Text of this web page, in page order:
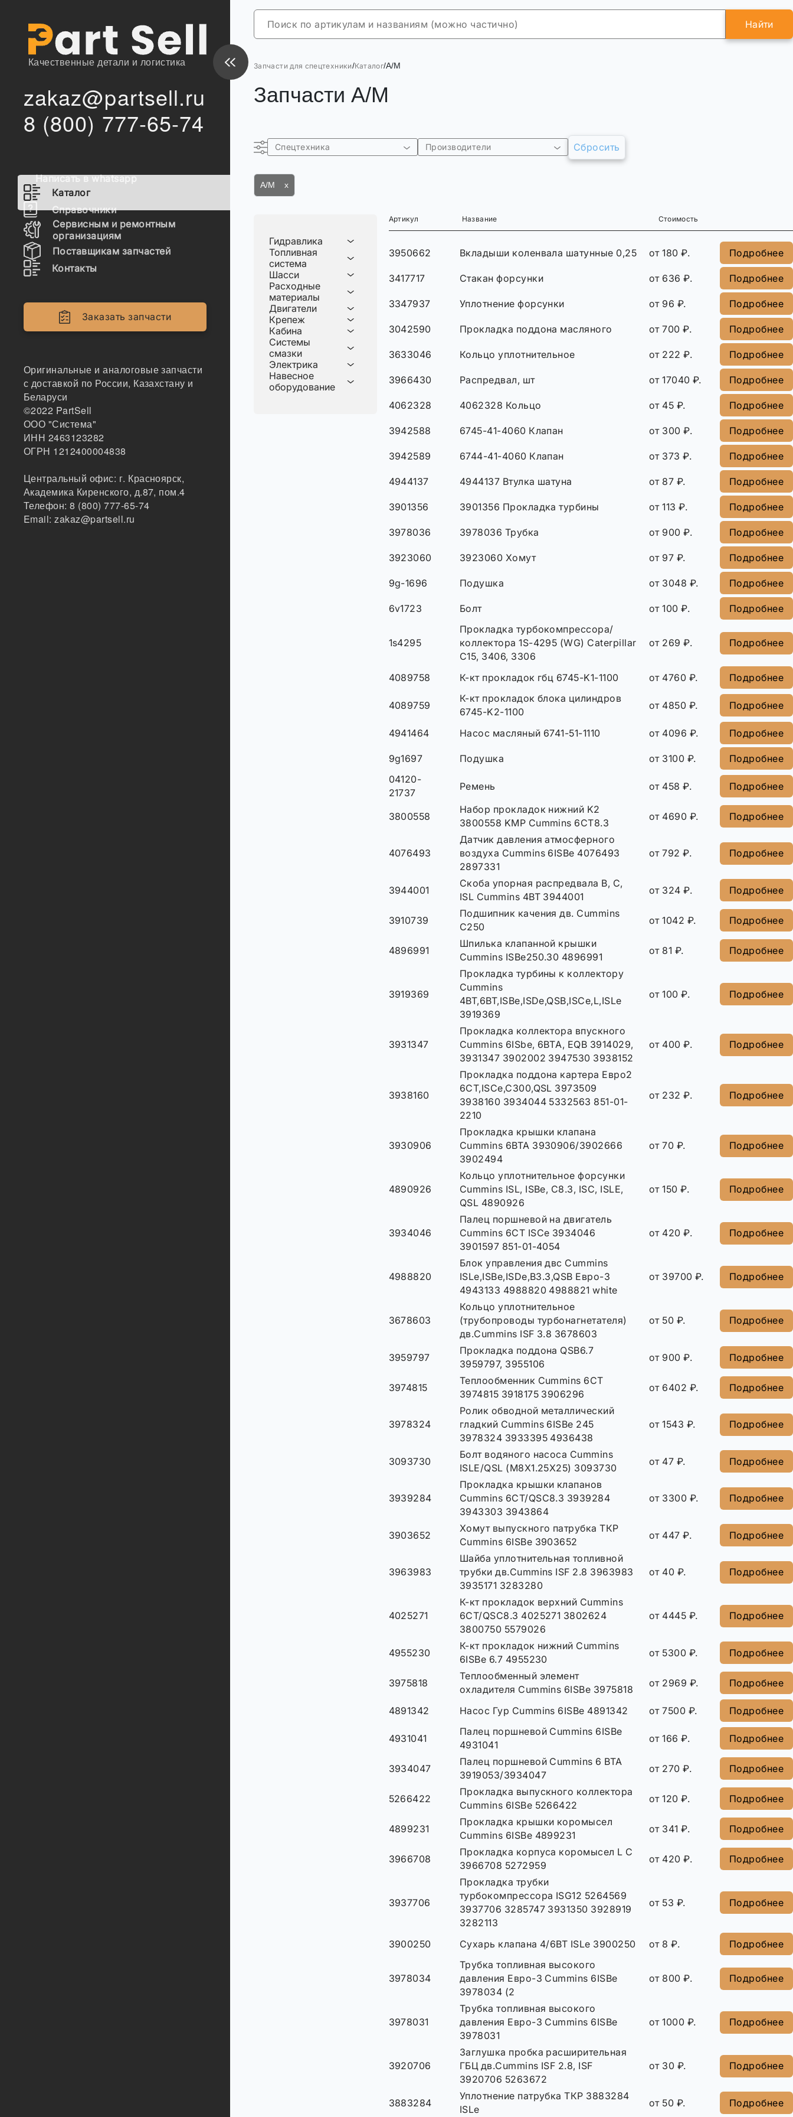
Качественные детали и логистика
zakaz@partsell.ru
8 (800) 777-65-74
Написать в whatsapp
Каталог
Справочники
Сервисным и ремонтным
организациям
Поставщикам запчастей
Контакты
Заказать запчасти
Оригинальные и аналоговые запчасти
с доставкой по России, Казахстану и
Беларуси
©2022 PartSell
ООО "Система"
ИНН 2463123282
ОГРН 1212400004838
Центральный офис: г. Красноярск,
Академика Киренского, д.87, пом.4
Телефон:8 (800) 777-65-74
Email:zakaz@partsell.ru
Найти
Запчасти для спецтехники/Каталог/A/M
Запчасти A/M
Гидравлика
Топливная
система
Шасси
Расходные
материалы
Двигатели
Крепеж
Кабина
Системы
смазки
Электрика
Навесное
оборудование
Спецтехника Производители Сбросить
A/M x
Артикул Название Стоимость
3950662 Вкладыши коленвала шатунные 0,25 от 180 ₽. Подробнее
3417717 Стакан форсунки от 636 ₽. Подробнее
3347937 Уплотнение форсунки от 96 ₽. Подробнее
3042590 Прокладка поддона масляного от 700 ₽. Подробнее
3633046 Кольцо уплотнительное от 222 ₽. Подробнее
3966430 Распредвал, шт от 17040 ₽. Подробнее
4062328 4062328 Кольцо от 45 ₽. Подробнее
3942588 6745-41-4060 Клапан от 300 ₽. Подробнее
3942589 6744-41-4060 Клапан от 373 ₽. Подробнее
4944137 4944137 Втулка шатуна от 87 ₽. Подробнее
3901356 3901356 Прокладка турбины от 113 ₽. Подробнее
3978036 3978036 Трубка от 900 ₽. Подробнее
3923060 3923060 Хомут от 97 ₽. Подробнее
9g-1696 Подушка от 3048 ₽. Подробнее
6v1723 Болт от 100 ₽. Подробнее
1s4295
Прокладка турбокомпрессора/
коллектора 1S-4295 (WG) Caterpillar
C15, 3406, 3306
от 269 ₽. Подробнее
4089758 К-кт прокладок гбц 6745-K1-1100 от 4760 ₽. Подробнее
4089759
К-кт прокладок блока цилиндров
6745-K2-1100
от 4850 ₽. Подробнее
4941464 Насос масляный 6741-51-1110 от 4096 ₽. Подробнее
9g1697 Подушка от 3100 ₽.
Подробнее
04120-
21737
Ремень от 458 ₽. Подробнее
3800558
Набор прокладок нижний K2
3800558 KMP Cummins 6CT8.3
от 4690 ₽. Подробнее
4076493
Датчик давления атмосферного
воздуха Cummins 6ISBe 4076493
2897331
от 792 ₽. Подробнее
3944001
Скоба упорная распредвала B, C,
ISL Cummins 4BT 3944001
от 324 ₽. Подробнее
3910739
Подшипник качения дв. Cummins
C250
от 1042 ₽. Подробнее
4896991
Шпилька клапанной крышки
Cummins ISBe250.30 4896991
от 81 ₽. Подробнее
3919369
Прокладка турбины к коллектору
Cummins
4BT,6BT,ISBe,ISDe,QSB,ISCe,L,ISLe
3919369
от 100 ₽. Подробнее
3931347
Прокладка коллектора впускного
Cummins 6ISbe, 6BTА, EQB 3914029,
3931347 3902002 3947530 3938152
от 400 ₽. Подробнее
3938160
Прокладка поддона картера Евро2
6CT,ISCe,C300,QSL 3973509
3938160 3934044 5332563 851-01-
2210
от 232 ₽. Подробнее
3930906
Прокладка крышки клапана
Cummins 6BTA 3930906/3902666
3902494
от 70 ₽. Подробнее
4890926
Кольцо уплотнительное форсунки
Cummins ISL, ISBe, C8.3, ISC, ISLE,
QSL 4890926
от 150 ₽. Подробнее
3934046
Палец поршневой на двигатель
Cummins 6CT ISCe 3934046
3901597 851-01-4054
от 420 ₽. Подробнее
4988820
Блок управления двс Cummins
ISLe,ISBe,ISDe,B3.3,QSB Eвро-3
4943133 4988820 4988821 white
от 39700 ₽. Подробнее
3678603
Кольцо уплотнительное
(трубопроводы турбонагнетателя)
дв.Cummins ISF 3.8 3678603
от 50 ₽. Подробнее
3959797
Прокладка поддона QSB6.7
3959797, 3955106
от 900 ₽. Подробнее
3974815
Теплообменник Cummins 6CT
3974815 3918175 3906296
от 6402 ₽. Подробнее
3978324
Ролик обводной металлический
гладкий Cummins 6ISBe 245
3978324 3933395 4936438
от 1543 ₽. Подробнее
3093730
Болт водяного насоса Cummins
ISLE/QSL (М8X1.25X25) 3093730
от 47 ₽. Подробнее
3939284
Прокладка крышки клапанов
Cummins 6СТ/QSC8.3 3939284
3943303 3943864
от 3300 ₽. Подробнее
3903652
Хомут выпускного патрубка ТКР
Cummins 6ISBe 3903652
от 447 ₽. Подробнее
3963983
Шайба уплотнительная топливной
трубки дв.Cummins ISF 2.8 3963983
3935171 3283280
от 40 ₽. Подробнее
4025271
К-кт прокладок верхний Cummins
6СТ/QSC8.3 4025271 3802624
3800750 5579026
от 4445 ₽. Подробнее
4955230
К-кт прокладок нижний Cummins
6ISBe 6.7 4955230
от 5300 ₽. Подробнее
3975818
Теплообменный элемент
охладителя Cummins 6ISBe 3975818
от 2969 ₽. Подробнее
4891342 Насос Гур Cummins 6ISBe 4891342 от 7500 ₽. Подробнее
4931041
Палец поршневой Cummins 6ISBe
4931041
от 166 ₽. Подробнее
3934047
Палец поршневой Cummins 6 ВТА
3919053/3934047
от 270 ₽. Подробнее
5266422
Прокладка выпускного коллектора
Cummins 6ISBe 5266422
от 120 ₽. Подробнее
4899231
Прокладка крышки коромысел
Cummins 6ISBe 4899231
от 341 ₽. Подробнее
3966708
Прокладка корпуса коромысел L C
3966708 5272959
от 420 ₽. Подробнее
3937706
Прокладка трубки
турбокомпрессора ISG12 5264569
3937706 3285747 3931350 3928919
3282113
от 53 ₽. Подробнее
3900250 Сухарь клапана 4/6BT ISLe 3900250 от 8 ₽. Подробнее
3978034
Трубка топливная высокого
давления Евро-3 Cummins 6ISBe
3978034 (2
от 800 ₽. Подробнее
3978031
Трубка топливная высокого
давления Евро-3 Cummins 6ISBe
3978031
от 1000 ₽. Подробнее
3920706
Заглушка пробка расширительная
ГБЦ дв.Cummins ISF 2.8, ISF
3920706 5263672
от 30 ₽. Подробнее
3883284
Уплотнение патрубка ТКР 3883284
ISLe
от 50 ₽. Подробнее